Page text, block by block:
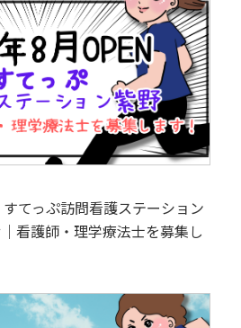
すてっぷ訪問看護ステーション
看護師・理学療法士を募集し